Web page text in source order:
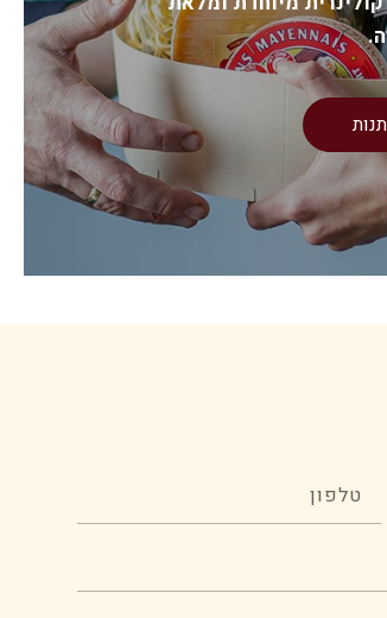
₪329.00
הוספה לסל